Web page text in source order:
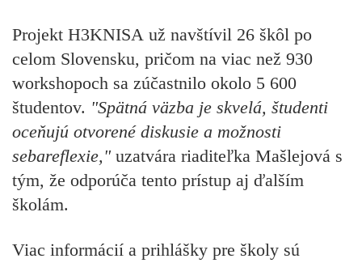
Projekt H3KNISA už navštívil 26 škôl po
celom Slovensku, pričom na viac než 930
workshopoch sa zúčastnilo okolo 5 600
študentov. "Spätná väzba je skvelá, študenti
oceňujú otvorené diskusie a možnosti
sebareflexie," uzatvára riaditeľka Mašlejová s
tým, že odporúča tento prístup aj ďalším
školám.
Viac informácií a prihlášky pre školy sú